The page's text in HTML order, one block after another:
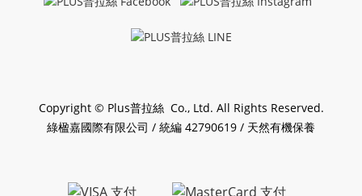
Copyright © Plus普拉絲 Co., Ltd. All Rights Reserved.
綠楹嘉國際有限公司 / 統編 42790619 / 天然有機保養